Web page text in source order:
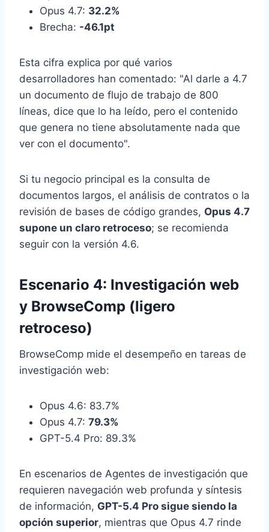
Opus 4.7: 32.2%
Brecha: -46.1pt
Esta cifra explica por qué varios
desarrolladores han comentado: "Al darle a 4.7
un documento de flujo de trabajo de 800
líneas, dice que lo ha leído, pero el contenido
que genera no tiene absolutamente nada que
ver con el documento".
Si tu negocio principal es la consulta de
documentos largos, el análisis de contratos o la
revisión de bases de código grandes, Opus 4.7
supone un claro retroceso; se recomienda
seguir con la versión 4.6.
Escenario 4: Investigación web
y BrowseComp (ligero
retroceso)
BrowseComp mide el desempeño en tareas de
investigación web:
Opus 4.6: 83.7%
Opus 4.7: 79.3%
GPT-5.4 Pro: 89.3%
En escenarios de Agentes de investigación que
requieren navegación web profunda y síntesis
de información, GPT-5.4 Pro sigue siendo la
opción superior, mientras que Opus 4.7 rinde